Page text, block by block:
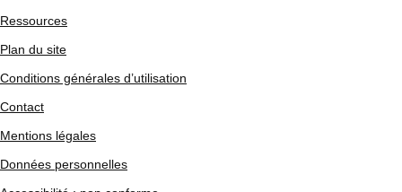
Ressources
Plan du site
Conditions générales d’utilisation
Contact
Mentions légales
Données personnelles